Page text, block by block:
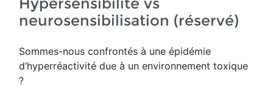
neurosensibilisation (réservé)
Sommes-nous confrontés à une épidémie
d’hyperréactivité due à un environnement toxique
?